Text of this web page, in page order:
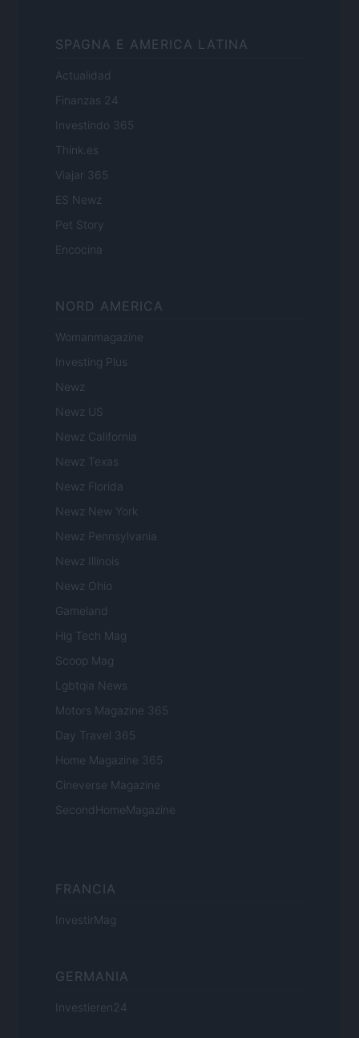
SPAGNA E AMERICA LATINA
Actualidad
Finanzas 24
Investindo 365
Think.es
Viajar 365
ES Newz
Pet Story
Encocina
NORD AMERICA
Womanmagazine
Investing Plus
Newz
Newz US
Newz California
Newz Texas
Newz Florida
Newz New York
Newz Pennsylvania
Newz Illinois
Newz Ohio
Gameland
Hig Tech Mag
Scoop Mag
Lgbtqia News
Motors Magazine 365
Day Travel 365
Home Magazine 365
Cineverse Magazine
SecondHomeMagazine
FRANCIA
InvestirMag
GERMANIA
Investieren24